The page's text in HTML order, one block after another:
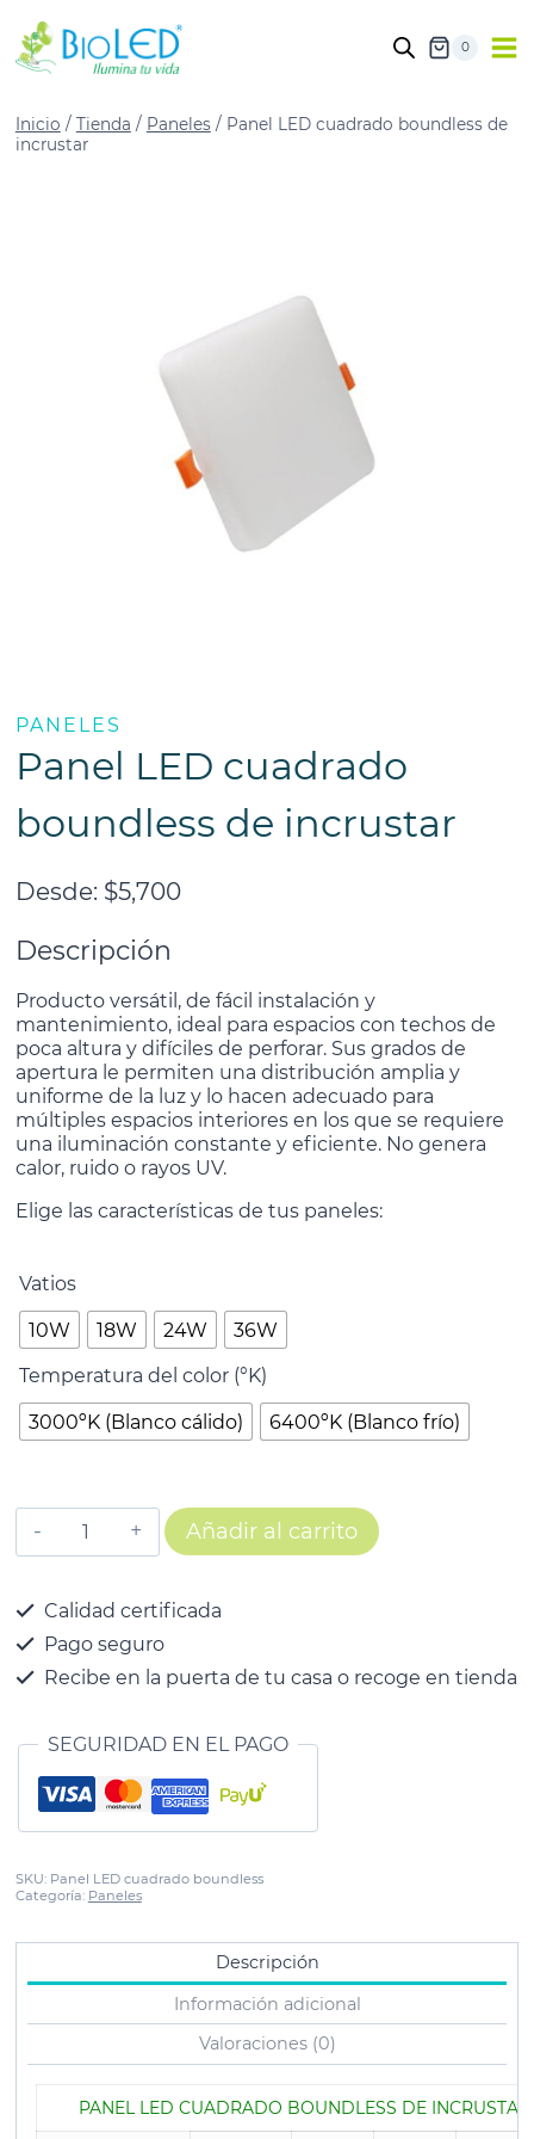
0
Inicio / Tienda / Paneles / Panel LED cuadrado boundless de
incrustar
PANELES
Panel LED cuadrado
boundless de incrustar
Desde: $5,700
Descripción
Producto versátil, de fácil instalación y
mantenimiento, ideal para espacios con techos de
poca altura y difíciles de perforar. Sus grados de
apertura le permiten una distribución amplia y
uniforme de la luz y lo hacen adecuado para
múltiples espacios interiores en los que se requiere
una iluminación constante y eficiente. No genera
calor, ruido o rayos UV.
Elige las características de tus paneles:
Vatios
10W 18W 24W 36W
Temperatura del color (°K)
3000ºK (Blanco cálido) 6400ºK (Blanco frío)
Añadir al carrito
Calidad certificada
Pago seguro
Recibe en la puerta de tu casa o recoge en tienda
SEGURIDAD EN EL PAGO
SKU: Panel LED cuadrado boundless
Categoría: Paneles
Descripción
Información adicional
Valoraciones (0)
PANEL LED CUADRADO BOUNDLESS DE INCRUSTAR